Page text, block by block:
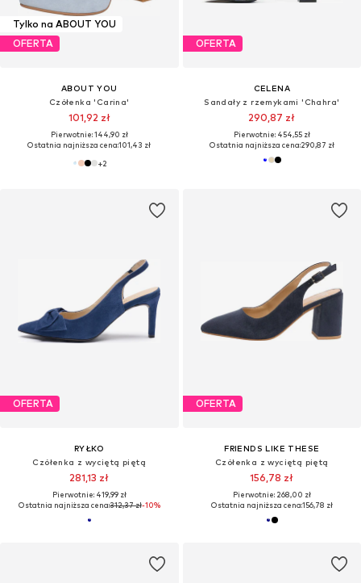
Tylko na ABOUT YOU
OFERTA
ABOUT YOU
Czółenka 'Carina'
101,92 zł
Pierwotnie: 144,90 zł
Ostatnia najniższa cena:101,43 zł
+2
OFERTA
CELENA
Sandały z rzemykami 'Chahra'
290,87 zł
Pierwotnie: 454,55 zł
Ostatnia najniższa cena:290,87 zł
OFERTA
RYŁKO
Czółenka z wyciętą piętą
281,13 zł
Pierwotnie: 419,99 zł
Ostatnia najniższa cena:312,37 zł-10%
OFERTA
FRIENDS LIKE THESE
Czółenka z wyciętą piętą
156,78 zł
Pierwotnie: 268,00 zł
Ostatnia najniższa cena:156,78 zł